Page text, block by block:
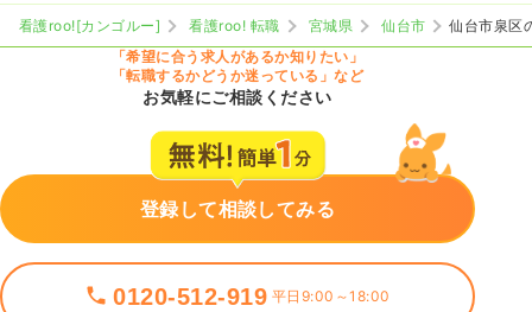
看護roo![カンゴルー] 看護roo! 転職 宮城県 仙台市
仙台市泉区
「希望に合う求人があるか知りたい」
「転職するかどうか迷っている」など
お気軽にご相談ください
登録して相談してみる
0120-512-919 平日9:00～18:00